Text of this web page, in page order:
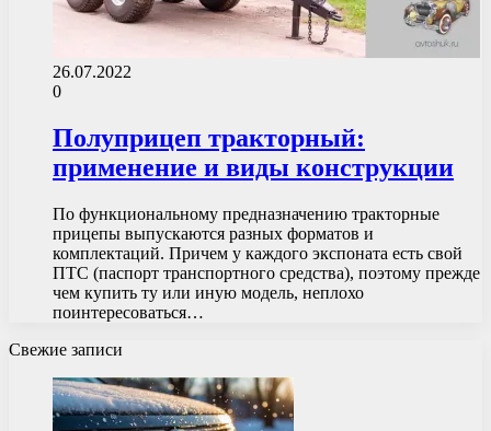
26.07.2022
0
Полуприцеп тракторный:
применение и виды конструкции
По функциональному предназначению тракторные
прицепы выпускаются разных форматов и
комплектаций. Причем у каждого экспоната есть свой
ПТС (паспорт транспортного средства), поэтому прежде
чем купить ту или иную модель, неплохо
поинтересоваться…
Свежие записи